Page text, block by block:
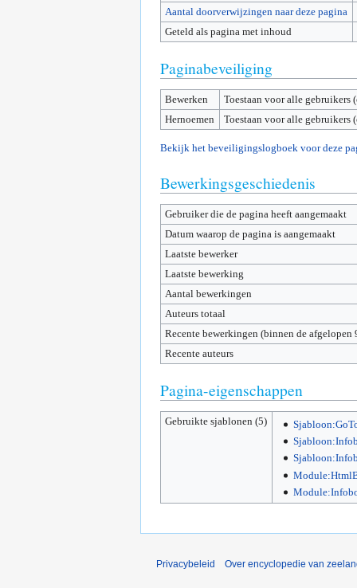
Aantal doorverwijzingen naar deze pagina
Geteld als pagina met inhoud
Paginabeveiliging
Bewerken
Toestaan voor alle gebruikers
Hernoemen
Toestaan voor alle gebruikers
Bekijk het beveiligingslogboek voor deze
Bewerkingsgeschiedenis
Gebruiker die de pagina heeft aangemaakt
Datum waarop de pagina is aangemaakt
Laatste bewerker
Laatste bewerking
Aantal bewerkingen
Auteurs totaal
Recente bewerkingen (binnen de afgelopen
Recente auteurs
Pagina-eigenschappen
Gebruikte sjablonen (5)
Privacybeleid Over encyclopedie van